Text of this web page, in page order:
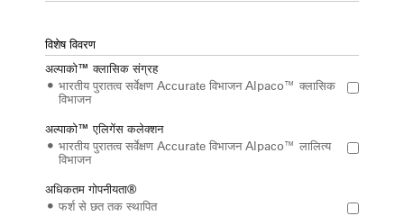
विशेष विवरण
अल्पाको™ क्लासिक संग्रह
भारतीय पुरातत्व सर्वेक्षण Accurate विभाजन Alpaco™ क्लासिक
विभाजन
अल्पाको™ एलिगेंस कलेक्शन
भारतीय पुरातत्व सर्वेक्षण Accurate विभाजन Alpaco™ लालित्य
विभाजन
अधिकतम गोपनीयता®
फर्श से छत तक स्थापित